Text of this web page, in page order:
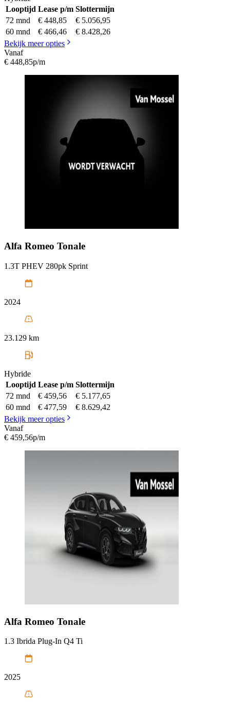
Looptijd Lease p/m Slottermijn
72 mnd
€ 448,85
€ 5.056,95
60 mnd
€ 466,46
€ 8.428,26
Bekijk meer opties
Vanaf
€ 448,85p/m
Alfa Romeo Tonale
1.3T PHEV 280pk Sprint
2024
23.129 km
Hybride
Looptijd Lease p/m Slottermijn
72 mnd
€ 459,56
€ 5.177,65
60 mnd
€ 477,59
€ 8.629,42
Bekijk meer opties
Vanaf
€ 459,56p/m
Alfa Romeo Tonale
1.3 Ibrida Plug-In Q4 Ti
2025